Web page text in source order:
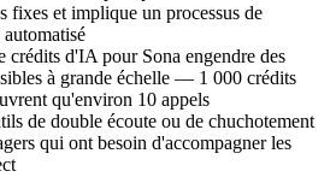
fixes et implique un processus de
crédits d'IA pour Sona engendre des
à grande échelle — 1 000 crédits
qu'environ 10 appels
de double écoute ou de chuchotement
qui ont besoin d'accompagner les